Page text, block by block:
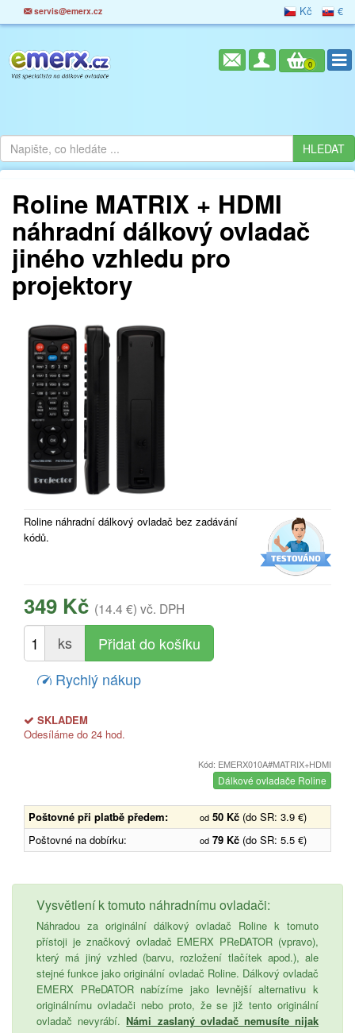
servis@emerx.cz Kč €
0
Roline MATRIX + HDMI
náhradní dálkový ovladač
jiného vzhledu pro
projektory
Roline náhradní dálkový ovladač bez zadávání
kódů.
349 Kč (14.4 €) vč. DPH
ks
Rychlý nákup
SKLADEM
Odesíláme do 24 hod.
Kód: EMERX010A#MATRIX+HDMI
Dálkové ovladače Roline
Poštovné při platbě předem: od 50 Kč (do SR: 3.9 €)
Poštovné na dobírku:
od 79 Kč (do SR: 5.5 €)
Vysvětlení k tomuto náhradnímu ovladači:
Náhradou za originální dálkový ovladač Roline k tomuto
přístoji je značkový ovladač EMERX PReDATOR (vpravo),
který má jiný vzhled (barvu, rozložení tlačítek apod.), ale
stejné funkce jako originální ovladač Roline. Dálkový ovladač
EMERX PReDATOR nabízíme jako levnější alternativu k
originálnímu ovladači nebo proto, že se již tento originální
ovladač nevyrábí. Námi zaslaný ovladač nemusíte nijak